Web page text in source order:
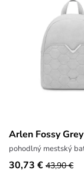
Arlen Fossy Grey
30,73 € 43,90 €